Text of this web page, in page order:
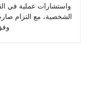
واستشارات عملية في
الشخصية، مع التزام